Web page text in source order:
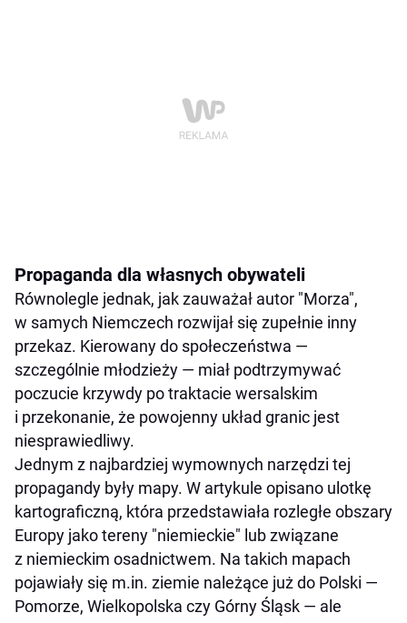
Propaganda dla własnych obywateli
Równolegle jednak, jak zauważał autor "Morza",
w samych Niemczech rozwijał się zupełnie inny
przekaz. Kierowany do społeczeństwa —
szczególnie młodzieży — miał podtrzymywać
poczucie krzywdy po traktacie wersalskim
i przekonanie, że powojenny układ granic jest
niesprawiedliwy.
Jednym z najbardziej wymownych narzędzi tej
propagandy były mapy. W artykule opisano ulotkę
kartograficzną, która przedstawiała rozległe obszary
Europy jako tereny "niemieckie" lub związane
z niemieckim osadnictwem. Na takich mapach
pojawiały się m.in. ziemie należące już do Polski —
Pomorze, Wielkopolska czy Górny Śląsk — ale